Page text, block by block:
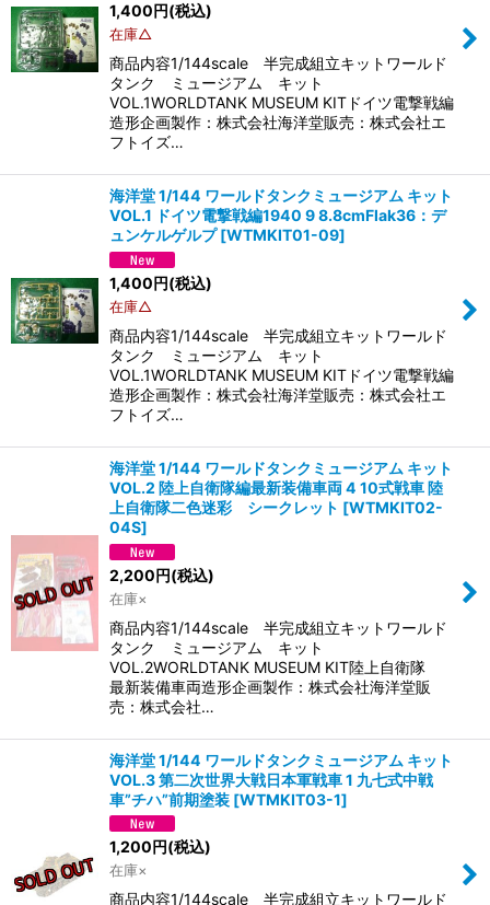
1,400円(税込)
在庫△
商品内容1/144scale 半完成組立キットワールド
タンク ミュージアム キット
VOL.1WORLDTANK MUSEUM KITドイツ電撃戦編
造形企画製作：株式会社海洋堂販売：株式会社エ
フトイズ…
海洋堂 1/144 ワールドタンクミュージアム キット
VOL.1 ドイツ電撃戦編1940 9 8.8cmFlak36：デ
ュンケルゲルプ [WTMKIT01-09]
1,400円(税込)
在庫△
商品内容1/144scale 半完成組立キットワールド
タンク ミュージアム キット
VOL.1WORLDTANK MUSEUM KITドイツ電撃戦編
造形企画製作：株式会社海洋堂販売：株式会社エ
フトイズ…
海洋堂 1/144 ワールドタンクミュージアム キット
VOL.2 陸上自衛隊編最新装備車両 4 10式戦車 陸
上自衛隊二色迷彩 シークレット [WTMKIT02-
04S]
2,200円(税込)
在庫×
商品内容1/144scale 半完成組立キットワールド
タンク ミュージアム キット
VOL.2WORLDTANK MUSEUM KIT陸上自衛隊
最新装備車両造形企画製作：株式会社海洋堂販
売：株式会社…
海洋堂 1/144 ワールドタンクミュージアム キット
VOL.3 第二次世界大戦日本軍戦車 1 九七式中戦
車”チハ”前期塗装 [WTMKIT03-1]
1,200円(税込)
在庫×
商品内容1/144scale 半完成組立キットワールド